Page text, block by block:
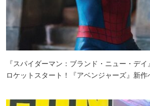
『スパイダーマン：ブランド・ニュー・デ
ロケットスタート！『アベンジャーズ』新作